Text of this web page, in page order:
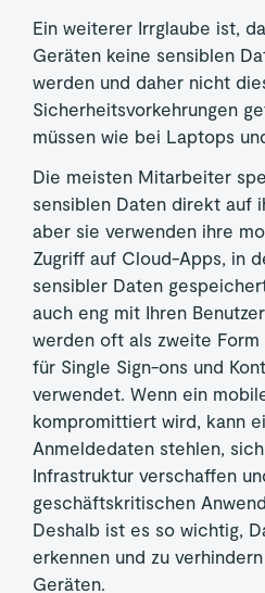
Ein weiterer Irrglaube ist,
Geräten keine sensiblen
werden und daher nicht
Sicherheitsvorkehrungen
müssen wie bei Laptops
Die meisten Mitarbeiter
sensiblen Daten direkt auf
aber sie verwenden ihre
Zugriff auf Cloud-Apps, in
sensibler Daten
auch eng mit Ihren
werden oft als zweite
für Single Sign-ons und
verwendet. Wenn ein
kompromittiert wird, kann
Anmeldedaten stehlen,
Infrastruktur verschaffen
geschäftskritischen
Deshalb ist es so wichtig,
erkennen und zu
Geräten.